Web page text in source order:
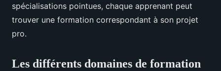
spécialisations pointues, chaque apprenant peut
trouver une formation correspondant à son projet
pro.
Les différents domaines de formation